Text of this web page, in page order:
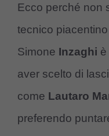
Ecco perché non
tecnico
Simone Inzaghi
aver scelto di
come Lautaro
preferendo